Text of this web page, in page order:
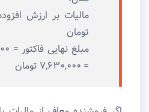
تومان
= ۷,۶۳۰,۰۰۰ تومان